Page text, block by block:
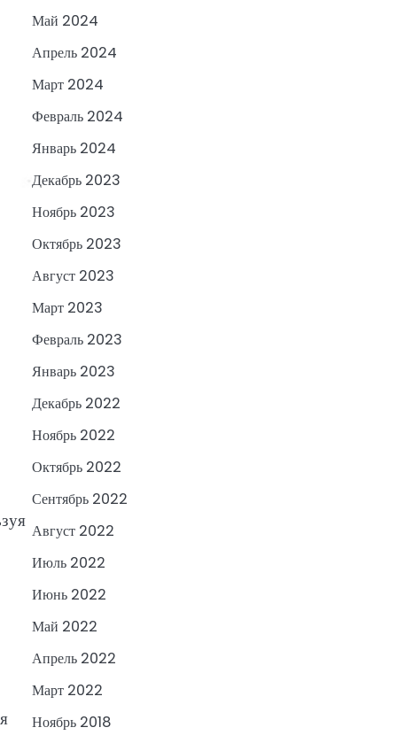
Май 2024
Апрель 2024
Март 2024
Февраль 2024
Январь 2024
Декабрь 2023
Ноябрь 2023
Октябрь 2023
Август 2023
Март 2023
Февраль 2023
Январь 2023
Декабрь 2022
Ноябрь 2022
Октябрь 2022
Сентябрь 2022
Август 2022
Июль 2022
Июнь 2022
Май 2022
Апрель 2022
Март 2022
Ноябрь 2018